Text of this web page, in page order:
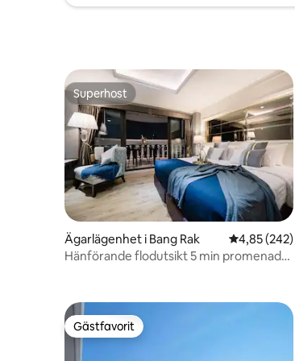
Superhost
Superhost
Ägarlägenhet i Bang Rak 4,85 av 5 i
4,85 (242)
Hänförande flodutsikt 5 min promenad-
Gästfavorit
Gästfavorit